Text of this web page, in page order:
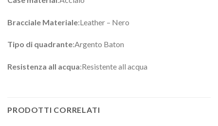
Bracciale Materiale:Leather – Nero
Tipo di quadrante:Argento Baton
Resistenza all acqua:Resistente all acqua
PRODOTTI CORRELATI